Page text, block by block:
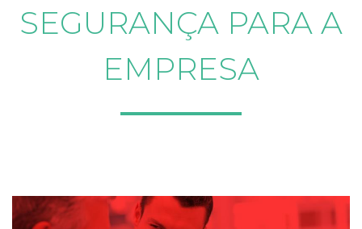
SEGURANÇA PARA A
EMPRESA